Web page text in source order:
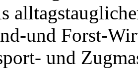
und Forst-
und